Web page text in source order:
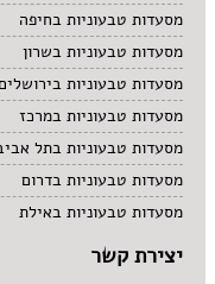
מסעדות טבעוניות בחיפה
מסעדות טבעוניות בשרון
מסעדות טבעוניות
מסעדות טבעוניות במרכז
מסעדות טבעוניות בתל
מסעדות טבעוניות בדרום
מסעדות טבעוניות באילת
יצירת קשר